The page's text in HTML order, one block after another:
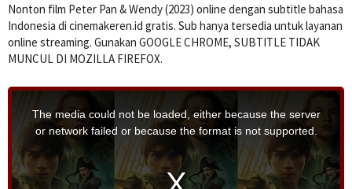
Nonton film Peter Pan & Wendy (2023) online dengan subtitle bahasa
Indonesia di cinemakeren.id gratis. Sub hanya tersedia untuk layanan
online streaming. Gunakan GOOGLE CHROME, SUBTITLE TIDAK
MUNCUL DI MOZILLA FIREFOX.
o
d
a
The media could not be loaded, either because the server
or network failed or because the format is not supported.